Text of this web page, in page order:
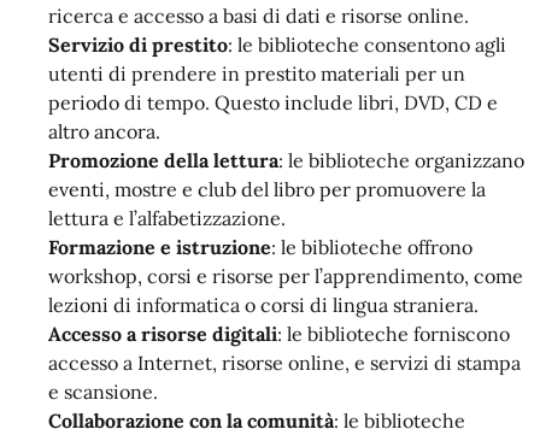
ricerca e accesso a basi di dati e risorse online.
Servizio di prestito: le biblioteche consentono agli
utenti di prendere in prestito materiali per un
periodo di tempo. Questo include libri, DVD, CD e
altro ancora.
Promozione della lettura: le biblioteche organizzano
eventi, mostre e club del libro per promuovere la
lettura e l’alfabetizzazione.
Formazione e istruzione: le biblioteche offrono
workshop, corsi e risorse per l’apprendimento, come
lezioni di informatica o corsi di lingua straniera.
Accesso a risorse digitali: le biblioteche forniscono
accesso a Internet, risorse online, e servizi di stampa
e scansione.
Collaborazione con la comunità: le biblioteche